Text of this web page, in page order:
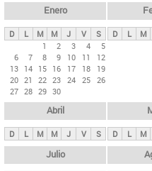
ds
p
n
i
p
a
Enero
D L M M J V
S
1
2 3 4
5
6
7 8 9 10 11
12
13 14 15 16 17 18
19
20 21 22 23 24 25 26
27 28 29 30
D L M
Abril
D L M M J V S D L M
Julio